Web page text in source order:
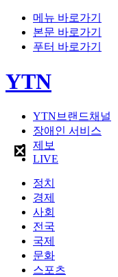
메뉴 바로가기
본문 바로가기
푸터 바로가기
YTN
YTN브랜드채널
장애인 서비스
제보
LIVE
정치
경제
사회
전국
국제
문화
스포츠